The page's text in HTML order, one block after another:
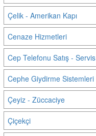
Çelik - Amerikan Kapı
Cenaze Hizmetleri
Cep Telefonu Satış - Servis
Cephe Giydirme Sistemleri
Çeyiz - Züccaciye
Çiçekçi